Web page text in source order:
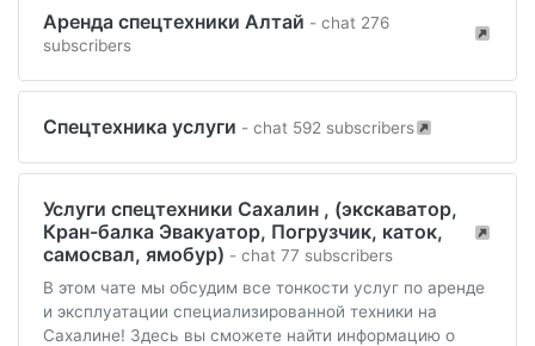
Аренда спецтехники Алтай - chat 276
subscribers
Спецтехника услуги - chat 592 subscribers
Услуги спецтехники Сахалин , (экскаватор,
Кран-балка Эвакуатор, Погрузчик, каток,
самосвал, ямобур) - chat 77 subscribers
В этом чате мы обсудим все тонкости услуг по аренде
и эксплуатации специализированной техники на
Сахалине! Здесь вы сможете найти информацию о